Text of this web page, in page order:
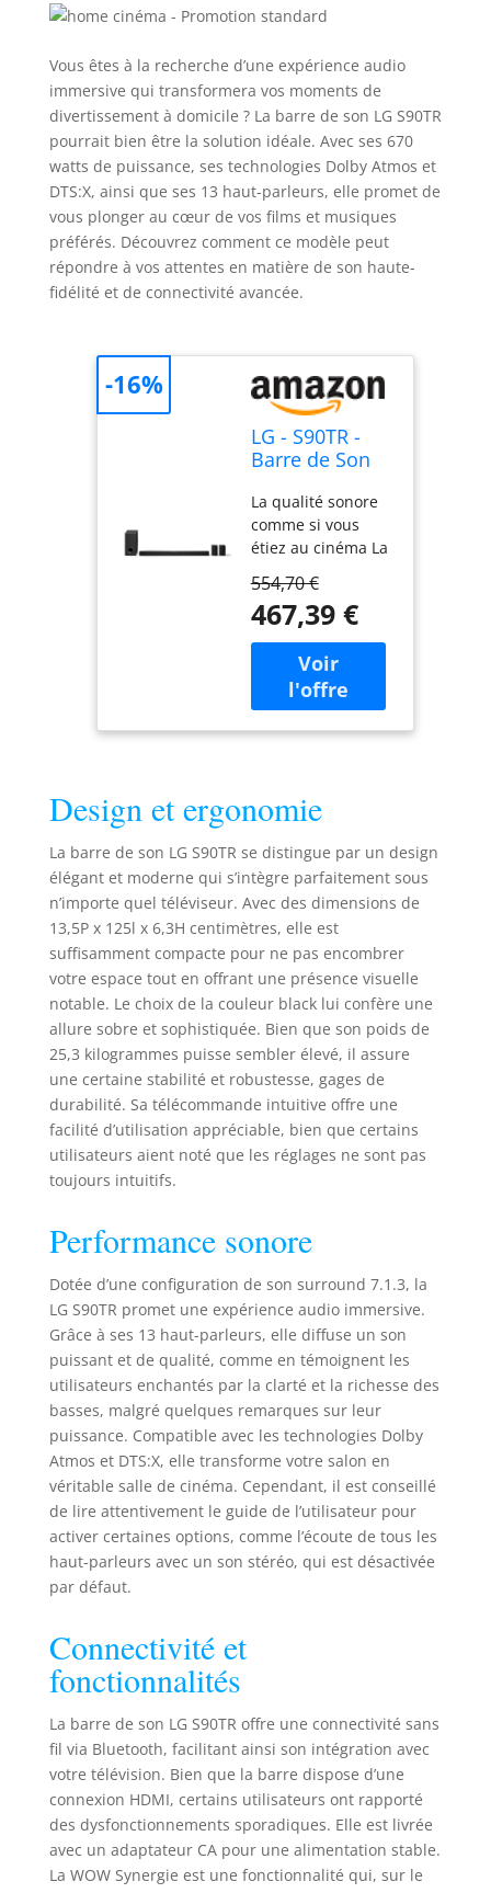
Vous êtes à la recherche d’une expérience audio
immersive qui transformera vos moments de
divertissement à domicile ? La barre de son LG S90TR
pourrait bien être la solution idéale. Avec ses 670
watts de puissance, ses technologies Dolby Atmos et
DTS:X, ainsi que ses 13 haut-parleurs, elle promet de
vous plonger au cœur de vos films et musiques
préférés. Découvrez comment ce modèle peut
répondre à vos attentes en matière de son haute-
fidélité et de connectivité avancée.
LG - S90TR -
Barre de Son
Dolby Atmos,
DTS:X, Hi-
ResAudio, 13
Haut-Parleurs,
WOW Synergie
La qualité sonore
comme si vous
étiez au cinéma La
est compatible
Dolby Atmos et
DTS:X, pour vous
proposer un son
digne du cinéma,
directement dans
votre salon
sublimé Audio
7.1.3 canaux,
puissance de
670W, troishaut-
parleurs verticaux
sur la barre, deux
enceintes arrière
équipées chacune
d'un haut parleur
et deux haut-
parleurs
traditionnels, un
caisson de basses
Profitez d'un son
clair et précis avec
trois haut-parleurs
verticaux, dont un
sonore de pointe
de son,
caractérisée par
trois haut-parleurs
à projection
verticale! AI Room
barre de son
scanne et analyse
la pièce et
l’emplacement des
différents haut-
parleurs pour
corriger les
Profitez d’une
harmonie parfaite:
Le son du
téléviseur LG et
celui de la barre
de son LG sont
utilisés
simultanément
554,70 €
467,39 €
-16%
Design et ergonomie
La barre de son LG S90TR se distingue par un design
élégant et moderne qui s’intègre parfaitement sous
n’importe quel téléviseur. Avec des dimensions de
13,5P x 125l x 6,3H centimètres, elle est
suffisamment compacte pour ne pas encombrer
votre espace tout en offrant une présence visuelle
notable. Le choix de la couleur black lui confère une
allure sobre et sophistiquée. Bien que son poids de
25,3 kilogrammes puisse sembler élevé, il assure
une certaine stabilité et robustesse, gages de
durabilité. Sa télécommande intuitive offre une
facilité d’utilisation appréciable, bien que certains
utilisateurs aient noté que les réglages ne sont pas
toujours intuitifs.
Performance sonore
Dotée d’une configuration de son surround 7.1.3, la
LG S90TR promet une expérience audio immersive.
Grâce à ses 13 haut-parleurs, elle diffuse un son
puissant et de qualité, comme en témoignent les
utilisateurs enchantés par la clarté et la richesse des
basses, malgré quelques remarques sur leur
puissance. Compatible avec les technologies Dolby
Atmos et DTS:X, elle transforme votre salon en
véritable salle de cinéma. Cependant, il est conseillé
de lire attentivement le guide de l’utilisateur pour
activer certaines options, comme l’écoute de tous les
haut-parleurs avec un son stéréo, qui est désactivée
par défaut.
Connectivité et
fonctionnalités
La barre de son LG S90TR offre une connectivité sans
fil via Bluetooth, facilitant ainsi son intégration avec
votre télévision. Bien que la barre dispose d’une
connexion HDMI, certains utilisateurs ont rapporté
des dysfonctionnements sporadiques. Elle est livrée
avec un adaptateur CA pour une alimentation stable.
La WOW Synergie est une fonctionnalité qui, sur le